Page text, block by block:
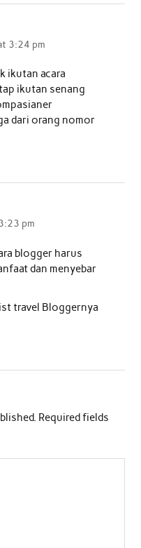
3:24 pm
ikutan acara
ikutan senang
dari orang nomor
pm
blogger harus
dan menyebar
travel Bloggernya
Required fields